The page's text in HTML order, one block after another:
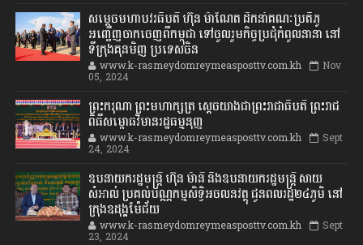
សម្តេចមហាបវរធិបតី ហ៊ុន ម៉ាណែត ដឹកនាំគណៈប្រតិភូ
អញ្ជើញចាកចេញពីកម្ពុជា ទៅចូលរួមកិច្ចប្រជុំកំពូលនានា នៅ
ទីក្រុងគុនមិញ ប្រទេសចិន
www.k-rasmeydomreymeasposttv.com.kh Nov
05, 2024
ព្រះករុណា ព្រះមហាក្សត្រ ស្តេចយាងជាព្រះរាជាធិបតី ព្រះរាជ
ពិធីសម្ពោធវិមានរដ្ឋធម្មនុញ្ញ
www.k-rasmeydomreymeasposttv.com.kh Sept
24, 2024
ឧបនាយករដ្ឋមន្ដ្រី ហ៊ុន ម៉ានី និងឧបនាយករដ្ឋមន្ដ្រី សាយ
សំអាល់ ប្រគល់បណ្ណកម្មសិទ្ធិអចលនវត្ថុ ជូនពលរដ្ឋ២៤ភូមិ នៅ
ក្រុងឧដុង្គម៉ែជ័យ
www.k-rasmeydomreymeasposttv.com.kh Sept
23, 2024